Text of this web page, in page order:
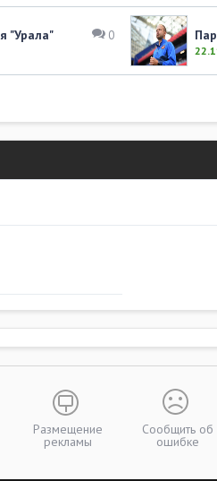
0
"Урала"
Размещение
рекламы
Сообщить об
ошибке